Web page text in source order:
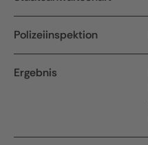
Polizeiinspektion
Ergebnis